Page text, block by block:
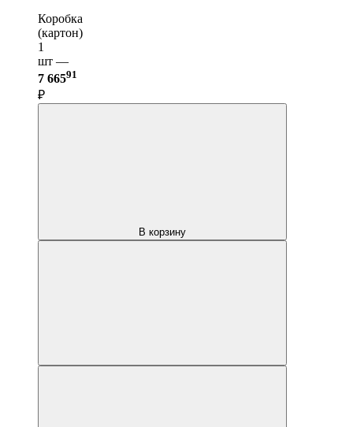
Коробка
(картон)
1
шт —
7 66591
₽
В корзину